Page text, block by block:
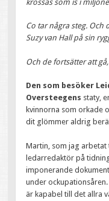
krossas som is i
Co tar några steg. Och
Suzy van Hall på sin
Och de fortsätter att
Den som besöker
Oversteegens staty,
kvinnorna som orkade
dit glömmer aldrig
Martin, som jag arbetat
ledarredaktör på
imponerande
under
är kapabel till det allra